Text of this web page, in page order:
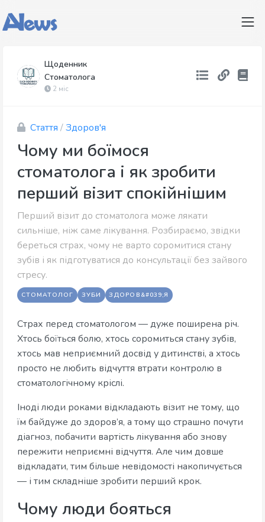
Щоденник
Стоматолога
2 міс
Стаття /Здоров'я
Чому ми боїмося
стоматолога і як зробити
перший візит спокійнішим
Перший візит до стоматолога може лякати
сильніше, ніж саме лікування. Розбираємо, звідки
береться страх, чому не варто соромитися стану
зубів і як підготуватися до консультації без зайвого
стресу.
СТОМАТОЛОГ ЗУБИ ЗДОРОВ&#039;Я
​Страх перед стоматологом — дуже поширена річ.
Хтось боїться болю, хтось соромиться стану зубів,
хтось мав неприємний досвід у дитинстві, а хтось
просто не любить відчуття втрати контролю в
стоматологічному кріслі.
Іноді люди роками відкладають візит не тому, що
їм байдуже до здоров’я, а тому що страшно почути
діагноз, побачити вартість лікування або знову
пережити неприємні відчуття. Але чим довше
відкладати, тим більше невідомості накопичується
— і тим складніше зробити перший крок.
Чому люди бояться